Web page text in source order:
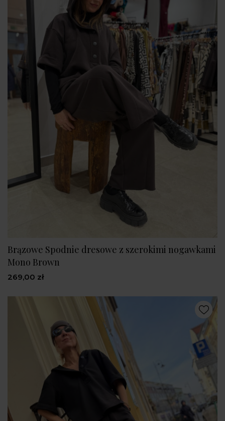
Brązowe Spodnie dresowe z szerokimi nogawkami
Mono Brown
269,00 zł